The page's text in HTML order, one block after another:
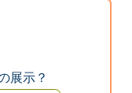
展示？